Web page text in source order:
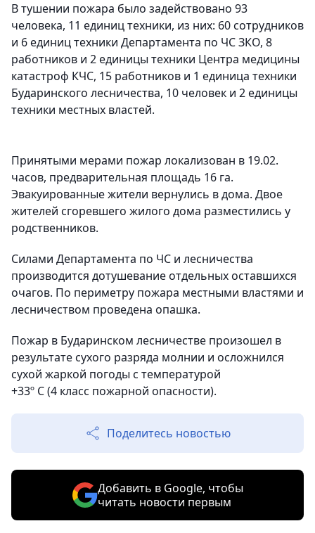
В тушении пожара было задействовано 93
человека, 11 единиц техники, из них: 60 сотрудников
и 6 единиц техники Департамента по ЧС ЗКО, 8
работников и 2 единицы техники Центра медицины
катастроф КЧС, 15 работников и 1 единица техники
Бударинского лесничества, 10 человек и 2 единицы
техники местных властей.
Принятыми мерами пожар локализован в 19.02.
часов, предварительная площадь 16 га.
Эвакуированные жители вернулись в дома. Двое
жителей сгоревшего жилого дома разместились у
родственников.
Силами Департамента по ЧС и лесничества
производится дотушевание отдельных оставшихся
очагов. По периметру пожара местными властями и
лесничеством проведена опашка.
Пожар в Бударинском лесничестве произошел в
результате сухого разряда молнии и осложнился
сухой жаркой погоды с температурой
+33º С (4 класс пожарной опасности).
Поделитесь новостью
Добавить в Google, чтобы
читать новости первым